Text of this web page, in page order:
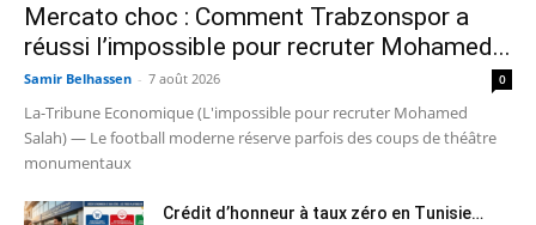
Mercato choc : Comment Trabzonspor a
réussi l’impossible pour recruter Mohamed...
Samir Belhassen - 7 août 2026 0
La-Tribune Economique (L'impossible pour recruter Mohamed
Salah) — Le football moderne réserve parfois des coups de théâtre
monumentaux
Crédit d’honneur à taux zéro en Tunisie…